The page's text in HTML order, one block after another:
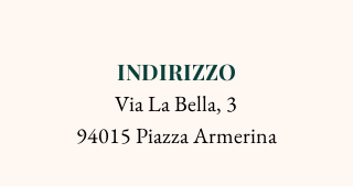
INDIRIZZO
Via La Bella, 3
94015 Piazza Armerina